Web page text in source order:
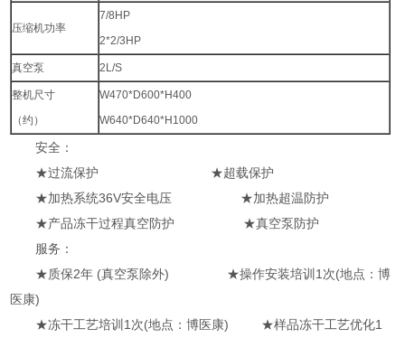
压缩机功率
7/8HP
2*2/3HP
真空泵 2L/S
整机尺寸
（约）
W470*D600*H400
W640*D640*H1000
安全：
★过流保护 ★超载保护
★加热系统36V安全电压 ★加热超温防护
★产品冻干过程真空防护 ★真空泵防护
服务：
★质保2年 (真空泵除外) ★操作安装培训1次(地点：博
医康)
★冻干工艺培训1次(地点：博医康) ★样品冻干工艺优化1